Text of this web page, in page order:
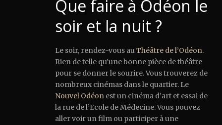
Que faire à Odéon le
soir et la nuit ?
Le soir, rendez-vous auThéâtre de l’Odéon.
Rien de telle qu’une bonne pièce de théâtre
pour se donner le sourire. Vous trouverez de
nombreux cinémas dans le quartier. Le
Nouvel Odéon est un cinéma d’art et essai de
la rue de l’Ecole de Médecine. Vous pouvez
aller voir un film ou participer à une